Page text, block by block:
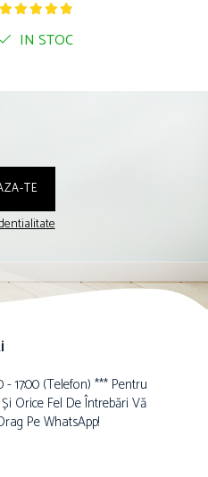
IN STOC
- 17:00 (telefon) *** Pentru
Orice Fel De Întrebări Vă
Pe WhatsApp!